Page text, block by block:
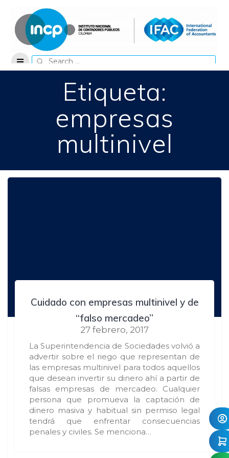
content
Search
for:
Etiqueta:
empresas
multinivel
Cuidado con empresas multinivel y de
“falso mercadeo”
27 febrero, 2017
La Superintendencia de Sociedades volvió a
advertir sobre el riego que representan de
las empresas multinivel para todos aquellos
que desean invertir su dinero ahí a partir de
falsas empresas de mercadeo. Cualquier
persona que promueva la captación de
dinero masiva y habitual sin permiso legal
tendrá que enfrentar consecuencias
penales y civiles. Se menciona…